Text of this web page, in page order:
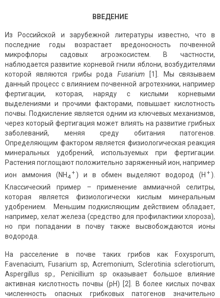
ВВЕДЕНИЕ
Из Российской и зарубежной литературы известно, что в
последние годы возрастает вредоносность почвенной
микрофлоры садовых агроэкосистем. В частности,
наблюдается развитие корневой гнили яблони, возбудителями
которой являются грибы рода Fusarium [1]. Мы связываем
данный процесс с влиянием почвенной агротехники, например
фертигации, которая, наряду с кислыми корневыми
выделениями и прочими факторами, повышает кислотность
почвы. Подкисление является одним из ключевых механизмов,
через который фертигация может влиять на развитие грибных
заболеваний, меняя среду обитания патогенов.
Определяющим фактором является физиологическая реакция
минеральных удобрений, используемых при фертигации.
Растения поглощают положительно заряженный ион, например
ион аммония (NH 4
+ ) и в обмен выделяют водород (Н + ).
Классический пример – применение аммиачной селитры,
которая является физиологически кислым минеральным
удобрением. Меньшим подкисляющим действием обладает,
например, хелат железа (средство для профилактики хлороза),
но при попадании в почву также высвобождаются ионы
водорода.
На расселение в почве таких грибов как F.oxysporum,
F.avenacium, Fusarium sp, Acremonium, Sclerotinia sclerotiorum,
Aspergillus sp., Penicillium sp оказывает большое влияние
активная кислотность почвы (рН) [2]. В более кислых почвах
численность опасных грибковых патогенов значительно